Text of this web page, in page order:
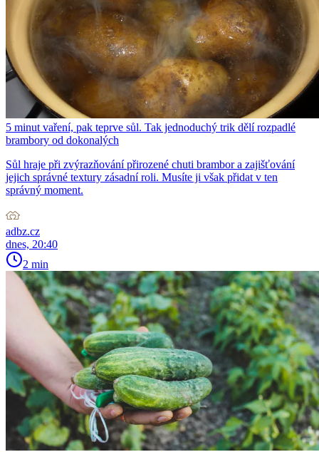
5 minut vaření, pak teprve sůl. Tak jednoduchý trik dělí rozpadlé
brambory od dokonalých
Sůl hraje při zvýrazňování přirozené chuti brambor a zajišťování
jejich správné textury zásadní roli. Musíte ji však přidat v ten
správný moment.
adbz.cz
dnes, 20:40
2 min